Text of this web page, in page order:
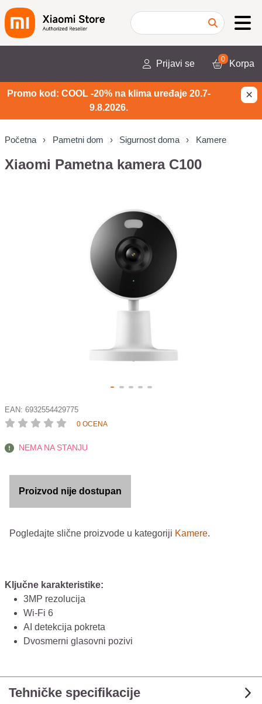
Prijavi se 0 Korpa
Promo kod: COOL -20% na klima uređaje 20.7-
9.8.2026.
×
Početna Pametni dom Sigurnost doma Kamere
Xiaomi Pametna kamera C100
EAN: 6932554429775
0 OCENA
NEMA NA STANJU
Proizvod nije dostupan
Pogledajte slične proizvode u kategoriji Kamere.
Ključne karakteristike:
3MP rezolucija
Wi-Fi 6
AI detekcija pokreta
Dvosmerni glasovni pozivi
Tehničke specifikacije